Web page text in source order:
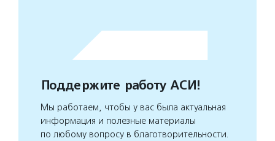
Поддержите работу АСИ!
Мы работаем, чтобы у вас была актуальная
информация и полезные материалы
по любому вопросу в благотворительности.